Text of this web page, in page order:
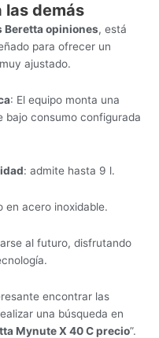
las demás
Beretta opiniones, está
para ofrecer un
ajustado.
: El equipo monta una
bajo consumo configurada
: admite hasta 9 l.
en acero inoxidable.
al futuro, disfrutando
encontrar las
una búsqueda en
Mynute X 40 C precio”.